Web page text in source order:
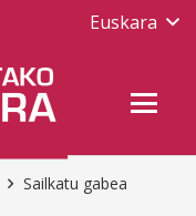
Euskara
Sailkatu gabea